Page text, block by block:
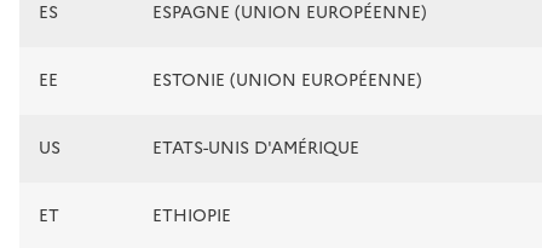
ES ESPAGNE (UNION EUROPÉENNE)
EE ESTONIE (UNION EUROPÉENNE)
US ETATS-UNIS D'AMÉRIQUE
ET ETHIOPIE